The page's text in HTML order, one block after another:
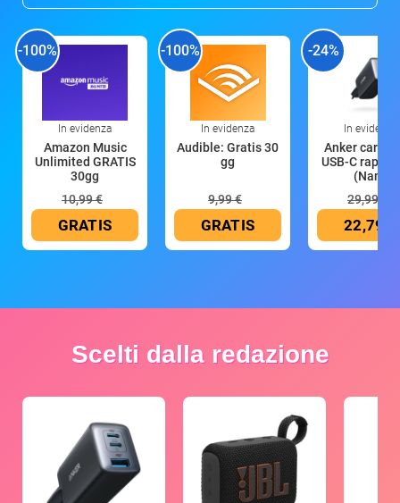
-100%
In evidenza
Amazon Music
Unlimited GRATIS
30gg
10,99 €
GRATIS
-100%
In evidenza
Audible: Gratis 30
gg
9,99 €
GRATIS
-24%
In evidenza
Anker
USB-C rapido
(Nano
29,99 €
22,79 €
Scelti dalla redazione